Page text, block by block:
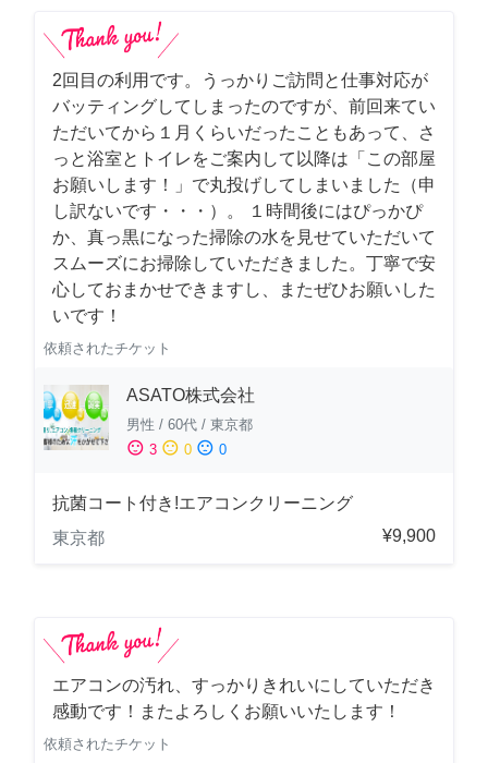
2回目の利用です。うっかりご訪問と仕事対応が
バッティングしてしまったのですが、前回来てい
ただいてから１月くらいだったこともあって、さ
っと浴室とトイレをご案内して以降は「この部屋
お願いします！」で丸投げしてしまいました（申
し訳ないです・・・）。 １時間後にはぴっかぴ
か、真っ黒になった掃除の水を見せていただいて
スムーズにお掃除していただきました。丁寧で安
心しておまかせできますし、またぜひお願いした
いです！
依頼されたチケット
ASATO株式会社
男性 / 60代 / 東京都
sentiment_satisfied 3 sentiment_neutral 0 sentiment_dissatisfied 0
抗菌コート付き!エアコンクリーニング
東京都
¥9,900
エアコンの汚れ、すっかりきれいにしていただき
感動です！またよろしくお願いいたします！
依頼されたチケット